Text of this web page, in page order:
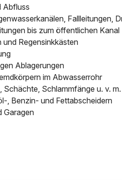
Abfluss
Fallleitungen,
bis zum öffentlichen Kanal
Regensinkkästen
Ablagerungen
im Abwasserrohr
Schlammfänge u. v. m.
, Benzin- und Fettabscheidern
Garagen